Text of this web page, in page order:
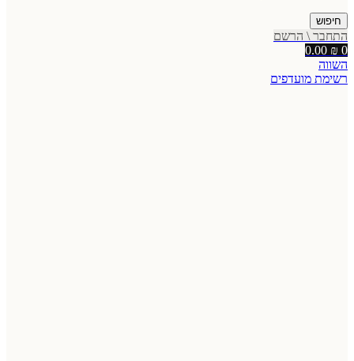
חיפוש
התחבר \ הרשם
0
0.00 ₪
השווה
רשימת מועדפים